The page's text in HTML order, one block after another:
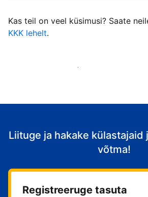
Kas teil on veel küsimusi? Saate
KKK lehelt.
Alusta külastajate vastuvõtmist
Liituge ja hakake külastajaid
võtma!
Registreeruge tasuta